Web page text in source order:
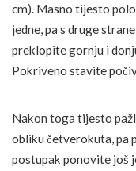
cm). Masno tijesto
jedne, pa s druge
preklopite gornju i
Pokriveno stavite
Nakon toga tijesto
obliku četverokuta, pa
postupak ponovite još